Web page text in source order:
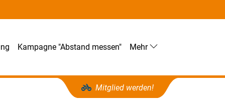
Kampagne "Abstand messen" Mehr
Mitglied werden!